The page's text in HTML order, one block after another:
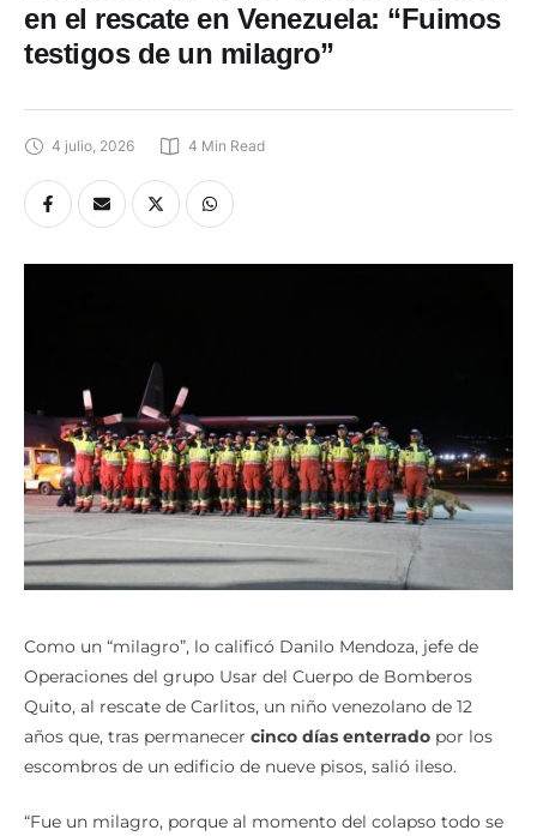
en el rescate en Venezuela: “Fuimos
testigos de un milagro”
4 julio, 2026 4 Min Read
Como un “milagro”, lo calificó Danilo Mendoza, jefe de
Operaciones del grupo Usar del Cuerpo de Bomberos
Quito, al rescate de Carlitos, un niño venezolano de 12
años que, tras permanecer cinco días enterrado por los
escombros de un edificio de nueve pisos, salió ileso.
“Fue un milagro, porque al momento del colapso todo se